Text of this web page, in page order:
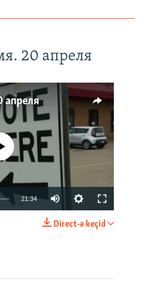
20 апреля
апреля
available
21:34
Direct-ə keçid